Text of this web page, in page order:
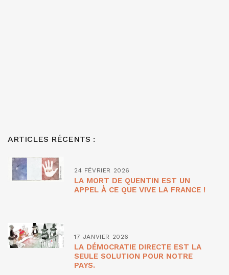
ARTICLES RÉCENTS :
24 FÉVRIER 2026
LA MORT DE QUENTIN EST UN
APPEL À CE QUE VIVE LA FRANCE !
17 JANVIER 2026
LA DÉMOCRATIE DIRECTE EST LA
SEULE SOLUTION POUR NOTRE
PAYS.